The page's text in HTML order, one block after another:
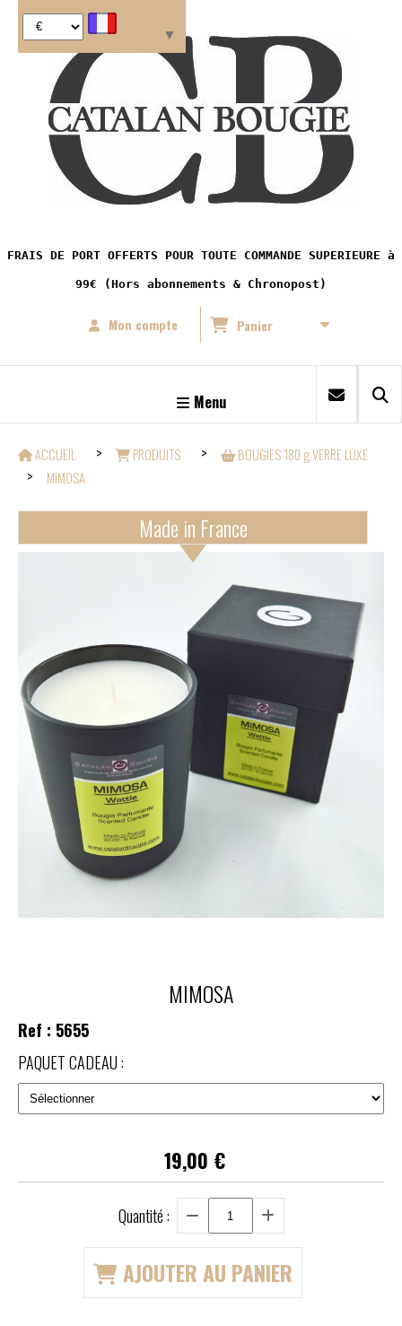
FRAIS DE PORT OFFERTS POUR TOUTE COMMANDE SUPERIEURE à
99€ (Hors abonnements & Chronopost)
Mon compte Panier
Menu
ACCUEIL PRODUITS
BOUGIES 180 g VERRE LUXE
MIMOSA
Made in France
MIMOSA
Ref : 5655
PAQUET CADEAU :
19,00 €
Quantité :
AJOUTER AU PANIER
▼